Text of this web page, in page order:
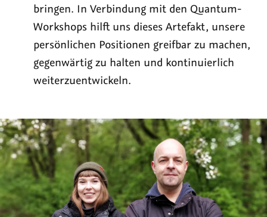
bringen. In Verbindung mit den Quantum-
Workshops hilft uns dieses Artefakt, unsere
persönlichen Positionen greifbar zu machen,
gegenwärtig zu halten und kontinuierlich
weiterzuentwickeln.